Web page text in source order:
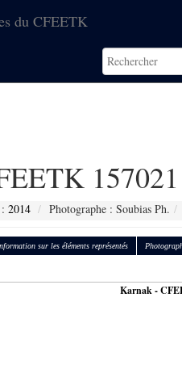
du CFEETK
157021
2014 Photographe : Soubias Ph.
sur les éléments représentés